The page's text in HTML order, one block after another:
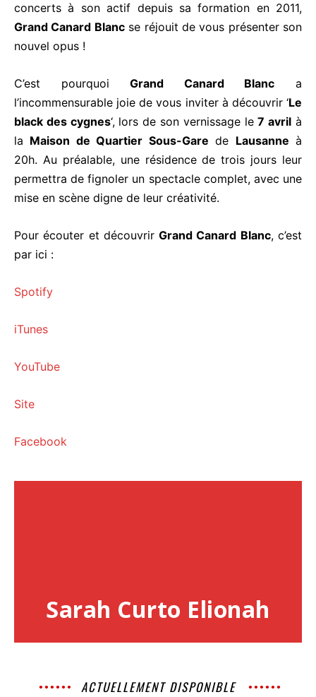
concerts à son actif depuis sa formation en 2011,
Grand Canard Blancse réjouit de vous présenter son
nouvel opus !
C’est pourquoiGrand Canard Blanc a
l’incommensurable joie de vous inviter à découvrir ‘Le
black des cygnes‘, lors de son vernissage le7 avril à
la Maison de Quartier Sous-Gare de Lausanne à
20h. Au préalable, une résidence de trois jours leur
permettra de fignoler un spectacle complet, avec une
mise en scène digne de leur créativité.
Pour écouter et découvrirGrand Canard Blanc, c’est
par ici :
Spotify
iTunes
YouTube
Site
Facebook
Sarah Curto Elionah
ACTUELLEMENT DISPONIBLE